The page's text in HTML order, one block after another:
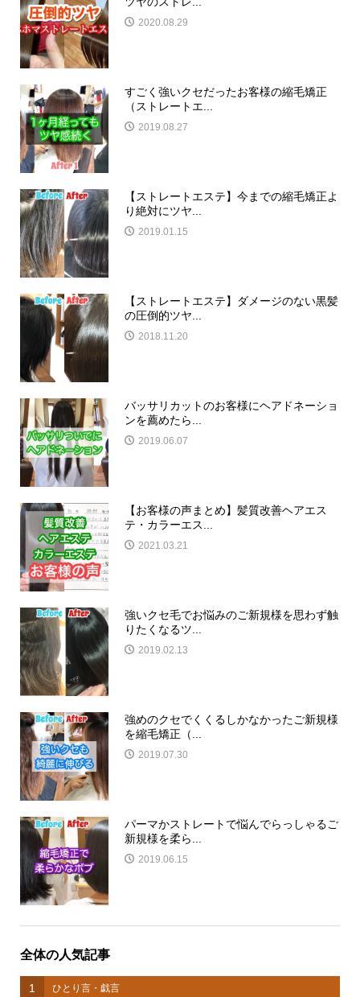
2020.08.29
すごく強いクセだったお客様の縮毛矯正
（ストレートエ...
2019.08.27
【ストレートエステ】今までの縮毛矯正よ
り絶対にツヤ...
2019.01.15
【ストレートエステ】ダメージのない黒髪
の圧倒的ツヤ...
2018.11.20
バッサリカットのお客様にヘアドネーショ
ンを薦めたら...
2019.06.07
【お客様の声まとめ】髪質改善ヘアエス
テ・カラーエス...
2021.03.21
強いクセ毛でお悩みのご新規様を思わず触
りたくなるツ...
2019.02.13
強めのクセでくくるしかなかったご新規様
を縮毛矯正（...
2019.07.30
パーマかストレートで悩んでらっしゃるご
新規様を柔ら...
2019.06.15
全体の人気記事
1 ひとり言・戯言